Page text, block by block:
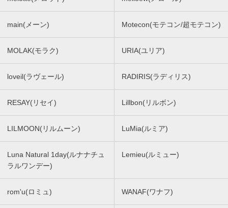
main(メーン) Motecon(モテコン/超モテコン)
MOLAK(モラク) URIA(ユリア)
loveil(ラヴェール) RADIRIS(ラディリス)
RESAY(リセイ) Lillbon(リルボン)
LILMOON(リルムーン) LuMia(ルミア)
Luna Natural 1day(ルナナチュ
ラルワンデー)
Lemieu(ルミュー)
rom'u(ロミュ) WANAF(ワナフ)